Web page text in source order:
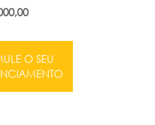
O SEU